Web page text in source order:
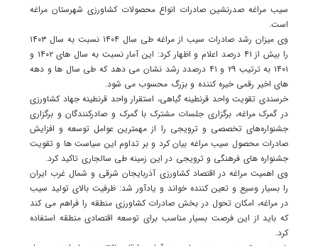
سیب مراغه صدرنشین صادرات انواع محصولات کشاورزی شهرستان مراغه
است.
وی میزان رشد صادرات سیب از مراغه طی سال ۱۴۰۴ نسبت به سال ۱۴۰۳
را بیش از ۴۱ درصد اعلام و اظهار کرد: این آمار نسبت به سال های ۱۴۰۲ و
۱۴۰۱ به ترتیب ۲۹ و ۴۱ درصدد رشد نشان می دهد که طی سال ها و دهه
های اخیر رقمی خیره کننده و بزرگ محسوب می شود.
خرسندی تقویت واحد قرنطینه گیاهی، استقرار واحد قرنطینه جهاد کشاورزی
در گمرک مراغه، برگزاری جلسات مشترک با گمرک و صادرکنندگان و برگزاری
جشنواره‌های تخصصی و ترویجی را از مهمترین عوامل توسعه و افزایش
صادرات محصول سیب مراغه بیان کرد و بر تداوم این سیاست ها و تقویت
جشنواره های فرهنگی و ترویجی در این زمینه طی سالجاری تاکید کرد.
وی اهمیت مراغه در اقتصاد کشاورزی آذربایجان شرقی و شمال غرب ایران
را بسیار وسیع و تعین کننده خواند و یادآور شد: ظرفیت بالای تولید سیب
در مراغه، امکان تحول در بخش صادرات کشاورزی منطقه را فراهم می کند
که باید از این فرصت بسیار مناسب برای توسعه اقتصادی منطقه استفاده
کرد.